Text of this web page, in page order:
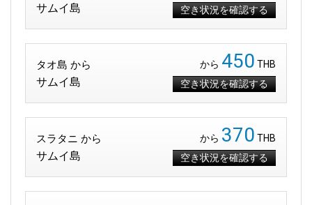
サムイ島
空き状況を確認する
タオ島 から
サムイ島
から 450 THB
空き状況を確認する
スラタニ から
サムイ島
から 370 THB
空き状況を確認する